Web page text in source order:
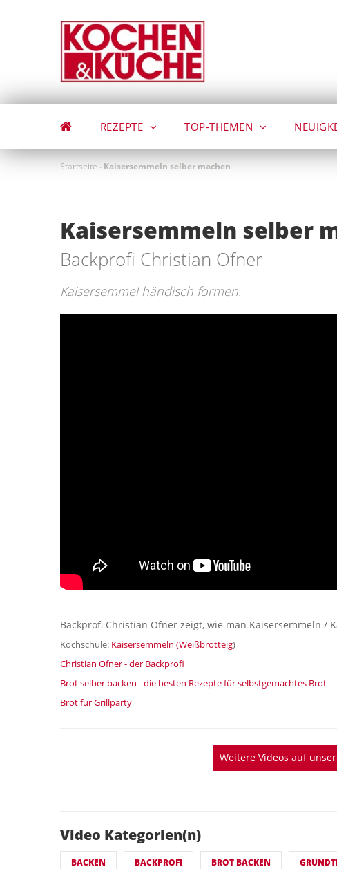
REZEPTE TOP-THEMEN
Startseite -Kaisersemmeln selber machen
Kaisersemmeln selber
Backprofi Christian Ofner
Kaisersemmel händisch formen.
Backprofi Christian Ofner zeigt, wie man Kaisersemmeln
Kochschule: Kaisersemmeln (Weißbrotteig)
Christian Ofner - der Backprofi
Brot selber backen - die besten Rezepte für selbstgemachtes Brot
Brot für Grillparty
Weitere Videos auf
Video Kategorien(n)
BACKEN BACKPROFI BROT BACKEN